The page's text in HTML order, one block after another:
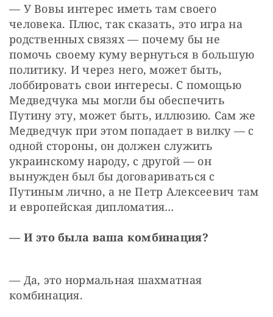
— У Вовы интерес иметь там своего
человека. Плюс, так сказать, это игра на
родственных связях — почему бы не
помочь своему куму вернуться в большую
политику. И через него, может быть,
лоббировать свои интересы. С помощью
Медведчука мы могли бы обеспечить
Путину эту, может быть, иллюзию. Сам же
Медведчук при этом попадает в вилку — с
одной стороны, он должен служить
украинскому народу, с другой — он
вынужден был бы договариваться с
Путиным лично, а не Петр Алексеевич там
и европейская дипломатия…
— И это была ваша комбинация?
— Да, это нормальная шахматная
комбинация.